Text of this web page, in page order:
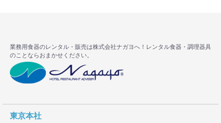
業務用食器のレンタル・販売は株式会社ナガヨへ！レンタル食器・調理器具
のことならおまかせください。
東京本社